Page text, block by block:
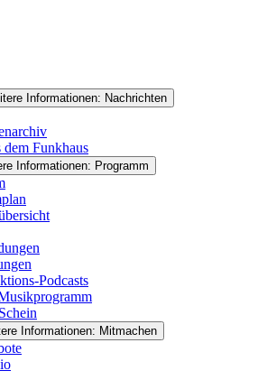
Informationen: Nachrichten
dem Funkhaus
Informationen: Programm
Podcasts
Informationen: Mitmachen